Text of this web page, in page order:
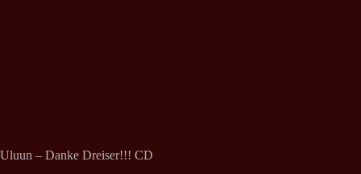
Uluun – Danke Dreiser!​!​! CD